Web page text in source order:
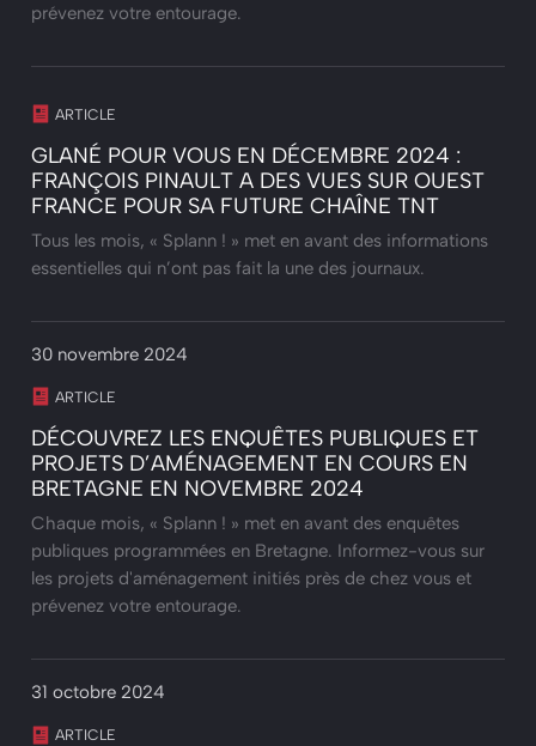
prévenez votre entourage.
ARTICLE
GLANÉ POUR VOUS EN DÉCEMBRE 2024 :
FRANÇOIS PINAULT A DES VUES SUR OUEST
FRANCE POUR SA FUTURE CHAÎNE TNT
Tous les mois, « Splann ! » met en avant des informations
essentielles qui n’ont pas fait la une des journaux.
30 novembre 2024
ARTICLE
DÉCOUVREZ LES ENQUÊTES PUBLIQUES ET
PROJETS D’AMÉNAGEMENT EN COURS EN
BRETAGNE EN NOVEMBRE 2024
Chaque mois, « Splann ! » met en avant des enquêtes
publiques programmées en Bretagne. Informez-vous sur
les projets d'aménagement initiés près de chez vous et
prévenez votre entourage.
31 octobre 2024
ARTICLE